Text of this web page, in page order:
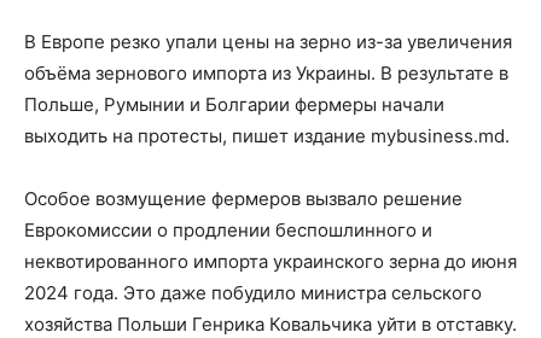
В Европе резко упали цены на зерно из-за увеличения
объёма зернового импорта из Украины. В результате в
Польше, Румынии и Болгарии фермеры начали
выходить на протесты, пишет издание mybusiness.md.
Особое возмущение фермеров вызвало решение
Еврокомиссии о продлении беспошлинного и
неквотированного импорта украинского зерна до июня
2024 года. Это даже побудило министра сельского
хозяйства Польши Генрика Ковальчика уйти в отставку.